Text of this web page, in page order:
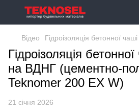
Відео Гідроізоляція бетонної
Гідроізоляція
на ВДНГ (цементно-
Teknomer 200 EX W)
21 січня 2026